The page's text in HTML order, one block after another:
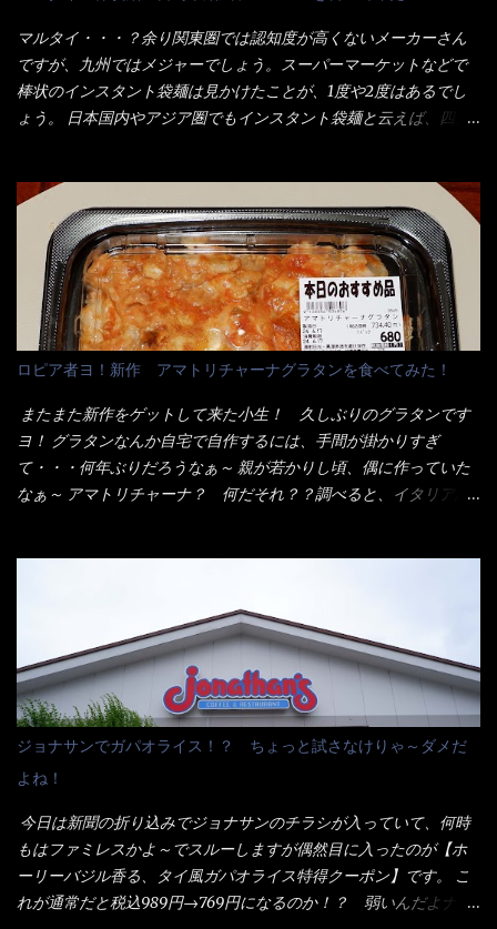
ラーメン丼に、冷水を軽く張って饂飩を盛り付け、お椀に昆布出
汁つゆと長葱に山葵です。 これでツルツル～と頂きました。 良い
じゃないか～...
が＜カツカレー＞だ！ これです。 当時1,000円税込だった
が・・・今も変わらないと思うけど・・・ これが出てくると、カ
ウンター中からOH～と声が飛ぶ！ 写真は、キャベツ少なめでお願
いしています。 皿のサイズは、直径30cmほどあります。 そこに
ドカ盛のキャベツと御飯にカレーがかかっています。 カレーは辛
ンとした厚さのあるトンカツです。 それも揚げたての熱々です。
これを難なく完食出来なければ、漢では無い！と云っても過言で
はないだろう。 この他も、兎に角ボリューム満点で＜薄カツ＞と
呼ばれるメニューは、トンカツが2枚重ねて出てくるだ！ 1枚が薄
いから、2枚乗せにしたらしいけど・・・
マルタイ・・・？余り関東圏では認知度が高くないメーカーさん
ですが、九州ではメジャーでしょう。スーパーマーケットなどで
棒状のインスタント袋麺は見かけたことが、1度や2度はあるでし
ょう。 日本国内やアジア圏でもインスタント袋麺と云えば、四角
イ棒状ラーメンを、OKストアで見かけ思わず手に取って買い物篭
へ 坦々まぜそばと＜数量限定＞宮崎辛麺風ラーメン オーッといき
なり私の胃袋をグサッと・・・・ 棒状インスタントラーメンの
デビューが決まりました。 か・ら・め・ん・辛麺！ 宮崎辛麺は
チャルメラや日清からも出されている、辛口のラーメンじゃ
ん！！ 酸っぱくしたら、酸辣湯麺？なんてね。 よし今日のサラ
メシは、宮崎辛麺にしよう！ それではまず袋を開けると・・・ な
んだか紙に巻かれた棒状の麺が二束、調味油と粉末スープ！ やは
り見慣れない姿・・・何だかチョッと高級感的な・・・だって透
明なトレイに並んだ棒状麺なんて見慣れないからねぇ～（コスト
がかかる） 袋の裏側を見ると、韮とか卵の用意を勧めている。
それなばらと冷蔵庫にあった、黒豆モヤシ・韮・生卵を用意しま
け、韮の葉の部分をドサッと乗せて調味油を入れて完成です。 ど
うでしょう？ 見た目 Goodデザイン賞じゃない！？ 笑 マルタ
イのHPを見ると・・・（引用） めんは、ノンフライ・ノンスチー
ム製法で仕上げた、生めんに近い風味のストレートめんです。 豚
の旨味に数種類の唐辛子、ニンニクを加えた辛さとコクが凝縮さ
れた醤油ベースのスープです。 調味油に赤ラー油とごま油を使用
することに風味と辛さを引き立たせています。 調味油をスープ
全体に馴染ませるために、箸で麺と具を持ち上げて・・・ ええや
ないかぁ～ モヤシが黒豆モヤシだから細身で熱を加えてもへた
りづらい！（緑豆モヤシだと太くて熱加えるとダラーっとなるん
だよ） それに細ストレート麺とモヤシが良いバランスで・・・
韮の緑と卵の黄色も相まって・・・映える...
ロピア者ヨ！新作 アマトリチャーナグラタンを食べてみた！
またまた新作をゲットして来た小生！ 久しぶりのグラタンです
ヨ！ グラタンなんか自宅で自作するには、手間が掛かりすぎ
て・・・何年ぶりだろうなぁ～ 親が若かりし頃、偶に作っていた
なぁ～ アマトリチャーナ？ 何だそれ？？調べると、イタリア語
ブン皿で焼いて、大凡の目安で小分けにしているようで、パック
をよーく見たら表面のチーズの乗り具合に結構な差が出てい
た・・・チーズに焦げ目が付いているのを、しっかり確認し買う
ことをオススメします。（取り分け量にも若干有り差がでてるだ
ろう） 早速タバスコを振りかけて食べてみると・・・結構美味し
いよ！ 久しぶりだな～ホワイトソースとマカロニの絡まった食
感・・・懐かしい～ 今回ダイソーのカレー用のスプーンを使って
みたら、これが凄くうまくすくえるんだよねぇ～（このスプーン
当たりだね） 今回新作のグラタンを頂きましたが、まずまずの美
味しさとダイソーのカレースプーンの。すくい上げ力の良さを再
度認識できました。
ジョナサンでガパオライス！？ ちょっと試さなけりゃ～ダメだ
よね！
今日は新聞の折り込みでジョナサンのチラシが入っていて、何時
もはファミレスかよ～でスルーしますが偶然目に入ったのが【ホ
ーリーバジル香る、タイ風ガパオライス特得クーポン】です。 こ
れが通常だと税込989円→769円になるのか！？ 弱いんだよナァ